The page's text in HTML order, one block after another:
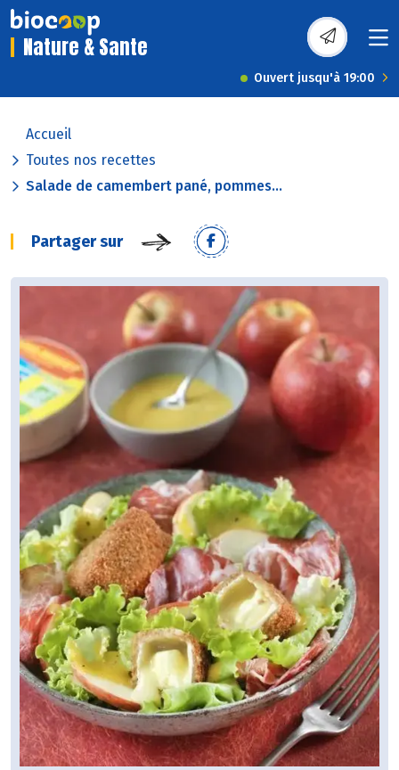
Nature & Sante
Ouvert jusqu'à 19:00
Accueil
Toutes nos recettes
Salade de camembert pané, pommes...
Partager sur